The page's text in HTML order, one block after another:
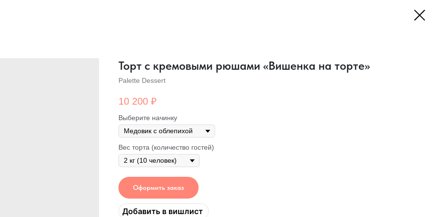
Торт с кремовыми рюшами «Вишенка на торте»
Palette Dessert
10 200 ₽
Выберите начинку
Вес торта (количество гостей)
Оформить заказ
Добавить в вишлист